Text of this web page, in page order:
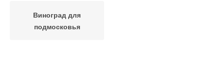
Виноград для
подмосковья